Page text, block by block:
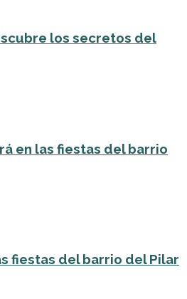
los secretos del
en las fiestas del barrio
fiestas del barrio del Pilar